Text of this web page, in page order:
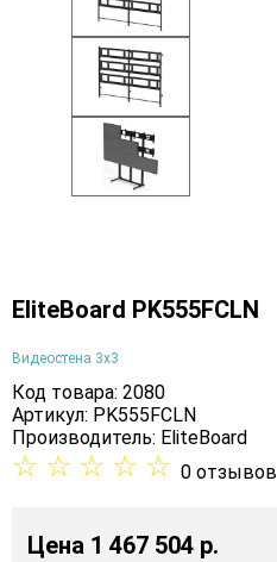
EliteBoard PK555FCLN
Видеостена 3х3
Код товара: 2080
Артикул: PK555FCLN
Производитель: EliteBoard
☆ ☆ ☆ ☆ ☆ 0 отзывов
Цена 1 467 504 p.